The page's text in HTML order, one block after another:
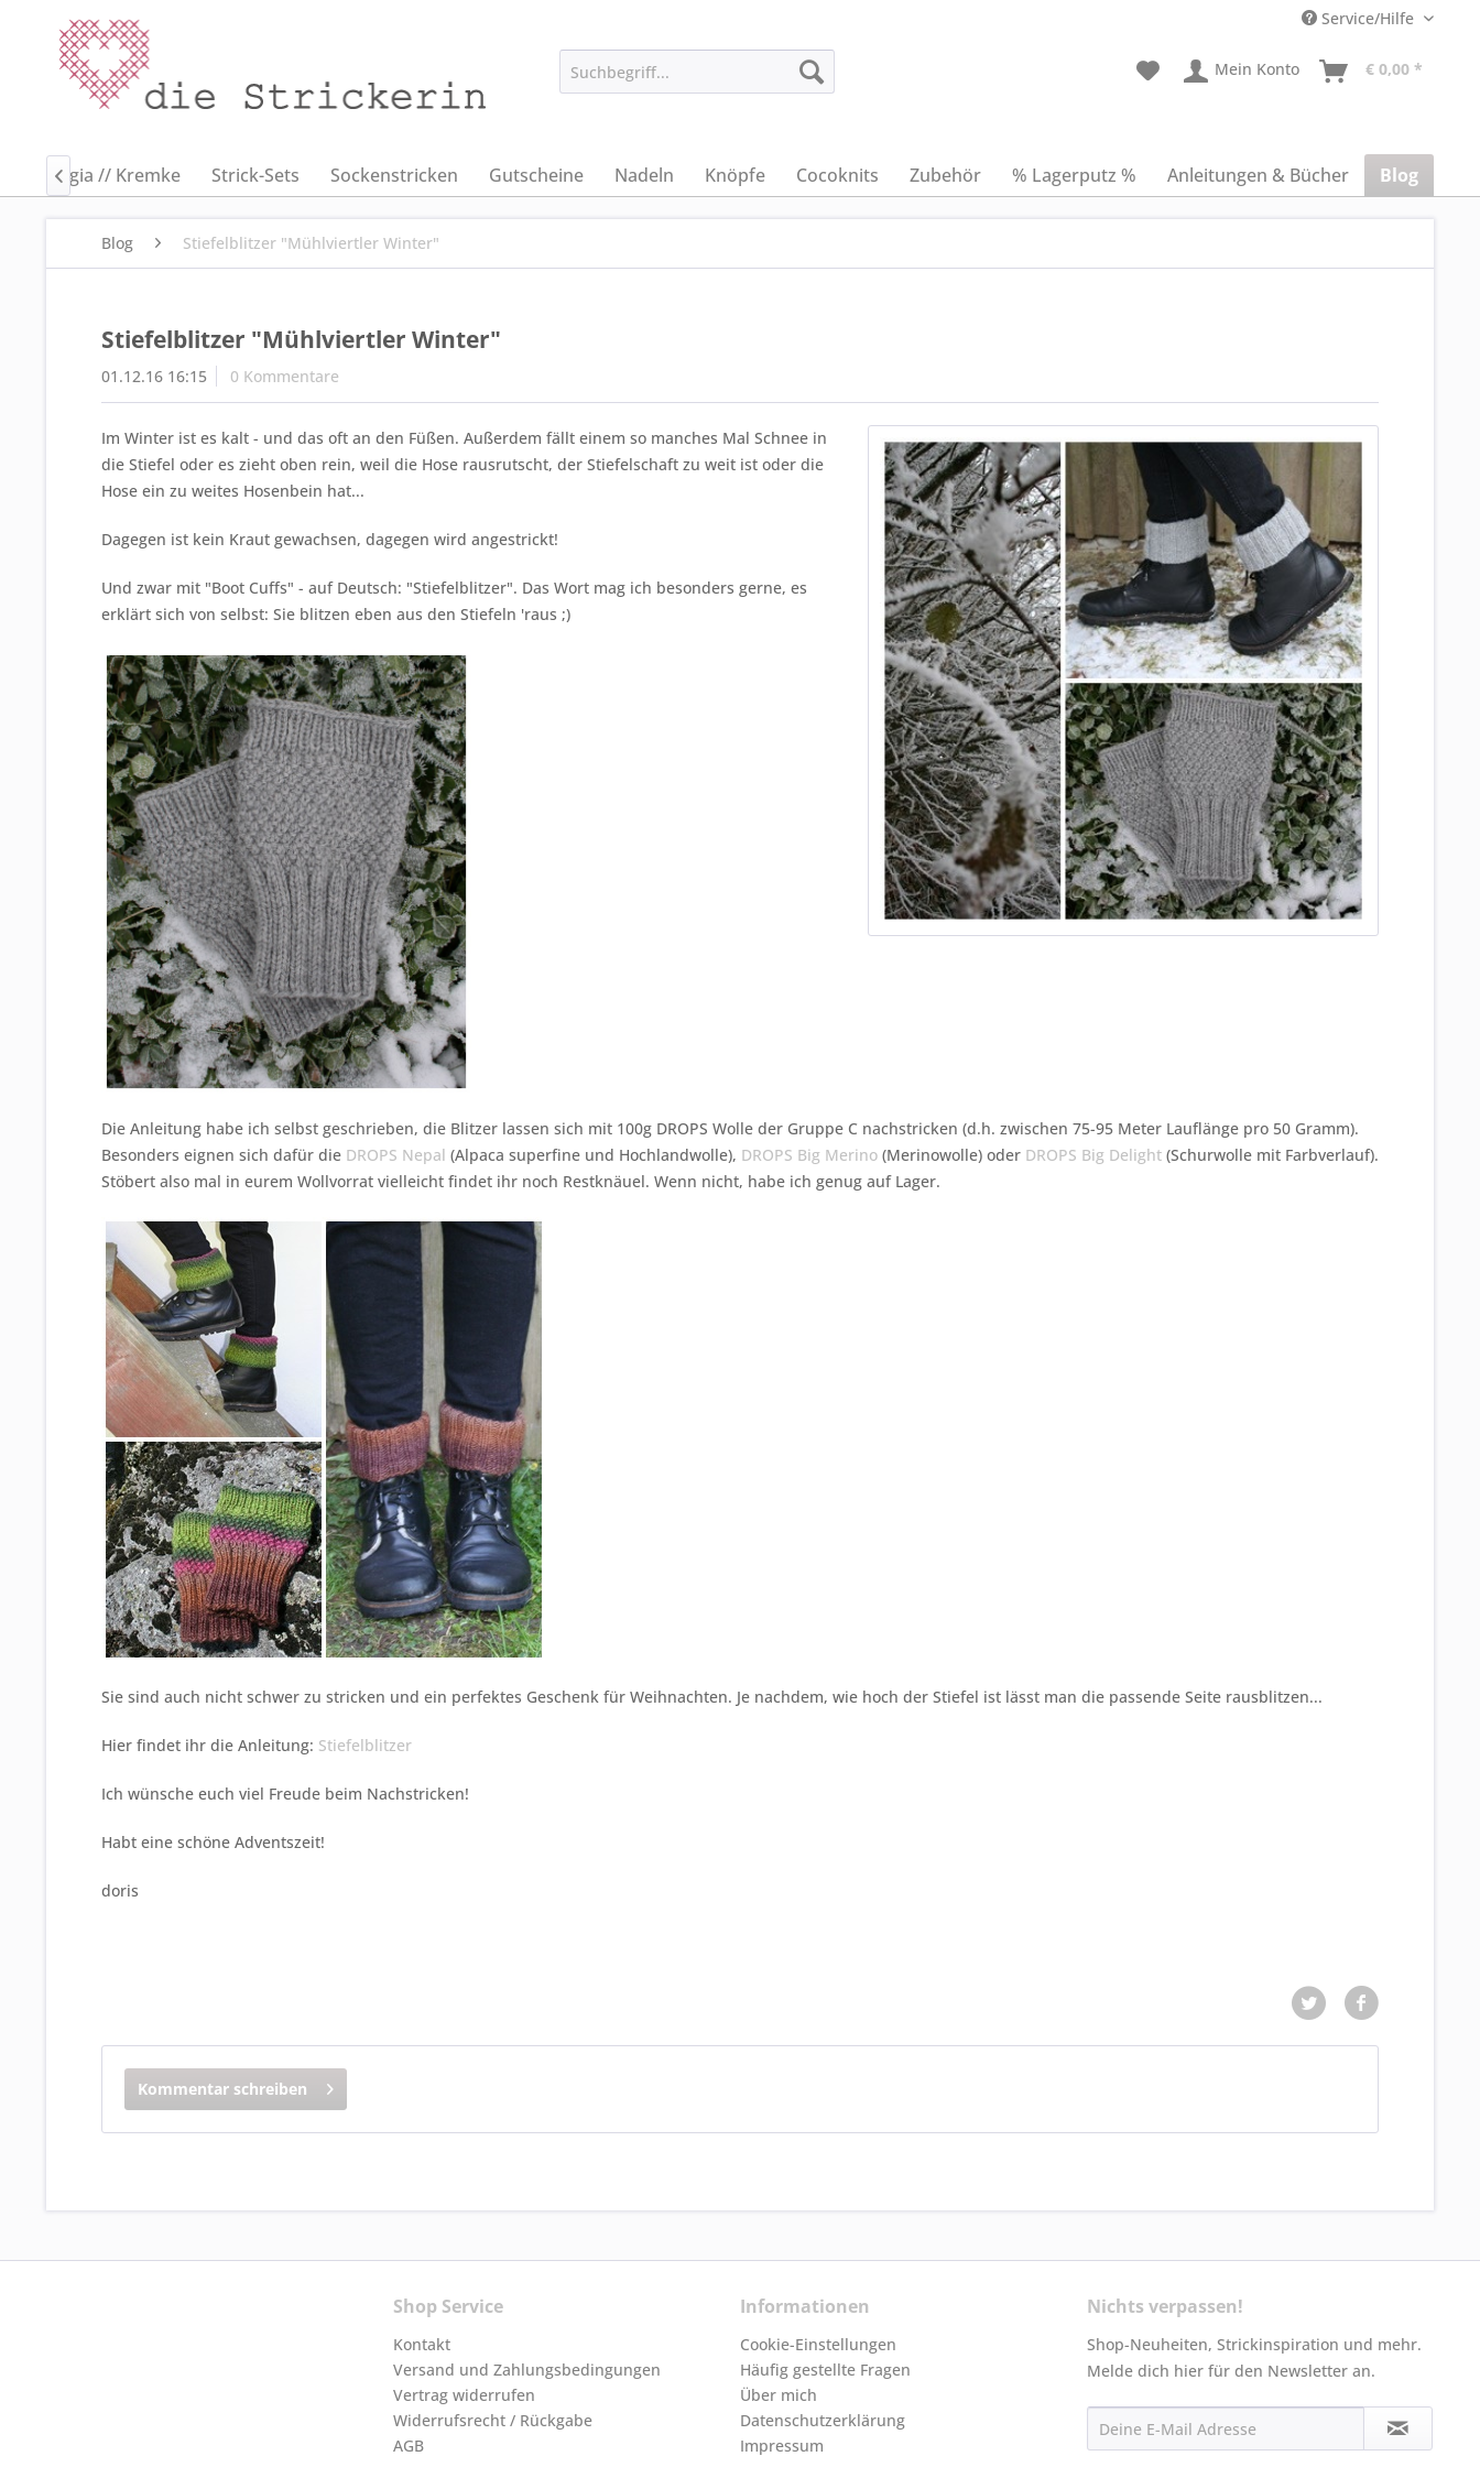
Service/Hilfe
Mein Konto € 0,00 *
// Regia // Kremke Strick-Sets Sockenstricken Gutscheine Nadeln Knöpfe Cocoknits Zubehör % Lagerputz % Anleitungen & Bücher Blog

Blog Stiefelblitzer "Mühlviertler Winter"
Stiefelblitzer "Mühlviertler Winter"
01.12.16 16:15 0 Kommentare
Im Winter ist es kalt - und das oft an den Füßen. Außerdem fällt einem so manches Mal Schnee in
die Stiefel oder es zieht oben rein, weil die Hose rausrutscht, der Stiefelschaft zu weit ist oder die
Hose ein zu weites Hosenbein hat...
Dagegen ist kein Kraut gewachsen, dagegen wird angestrickt!
Und zwar mit "Boot Cuffs" - auf Deutsch: "Stiefelblitzer". Das Wort mag ich besonders gerne, es
erklärt sich von selbst: Sie blitzen eben aus den Stiefeln 'raus ;)
Die Anleitung habe ich selbst geschrieben, die Blitzer lassen sich mit 100g DROPS Wolle der Gruppe C nachstricken (d.h. zwischen 75-95 Meter Lauflänge pro 50 Gramm).
Besonders eignen sich dafür die DROPS Nepal (Alpaca superfine und Hochlandwolle), DROPS Big Merino (Merinowolle) oder DROPS Big Delight (Schurwolle mit Farbverlauf).
Stöbert also mal in eurem Wollvorrat vielleicht findet ihr noch Restknäuel. Wenn nicht, habe ich genug auf Lager.
Sie sind auch nicht schwer zu stricken und ein perfektes Geschenk für Weihnachten. Je nachdem, wie hoch der Stiefel ist lässt man die passende Seite rausblitzen...
Hier findet ihr die Anleitung: Stiefelblitzer
Ich wünsche euch viel Freude beim Nachstricken!
Habt eine schöne Adventszeit!
doris
Kommentar schreiben
Shop Service
Kontakt
Versand und Zahlungsbedingungen
Vertrag widerrufen
Widerrufsrecht / Rückgabe
AGB
Informationen
Cookie-Einstellungen
Häufig gestellte Fragen
Über mich
Datenschutzerklärung
Impressum
Nichts verpassen!
Shop-Neuheiten, Strickinspiration und mehr.
Melde dich hier für den Newsletter an.